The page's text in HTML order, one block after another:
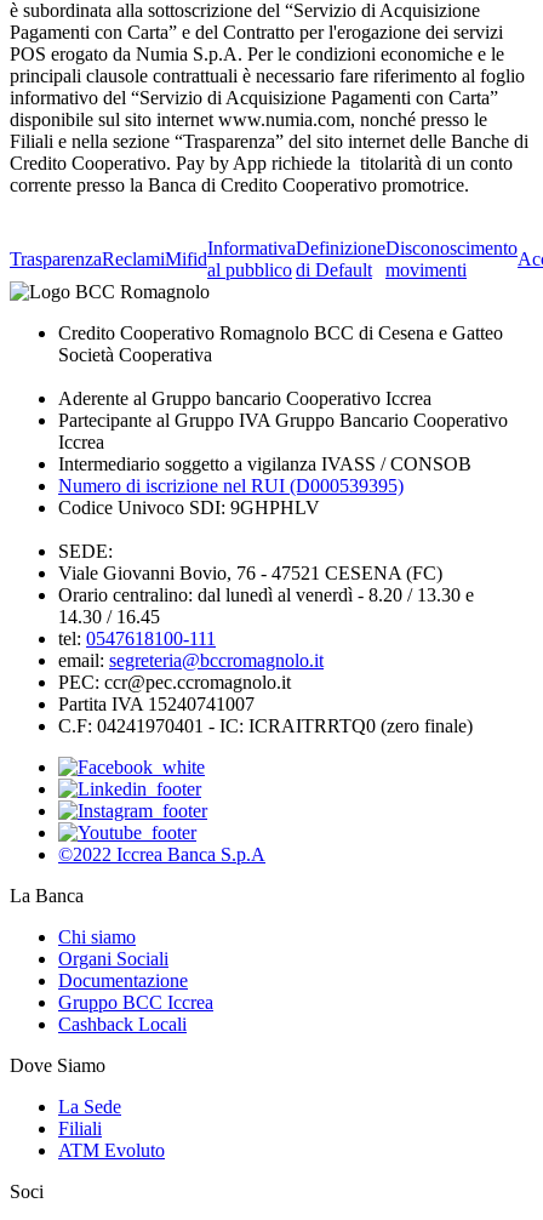
è subordinata alla sottoscrizione del “Servizio di Acquisizione
Pagamenti con Carta” e del Contratto per l'erogazione dei servizi
POS erogato da Numia S.p.A. Per le condizioni economiche e le
principali clausole contrattuali è necessario fare riferimento al foglio
informativo del “Servizio di Acquisizione Pagamenti con Carta”
disponibile sul sito internet www.numia.com, nonché presso le
Filiali e nella sezione “Trasparenza” del sito internet delle Banche di
Credito Cooperativo. Pay by App richiede la titolarità di un conto
corrente presso la Banca di Credito Cooperativo promotrice.
TrasparenzaReclamiMifid
Informativa
al pubblico
Definizione
di Default
Disconoscimento
movimenti
Credito Cooperativo Romagnolo BCC di Cesena e Gatteo
Società Cooperativa
Aderente al Gruppo bancario Cooperativo Iccrea
Partecipante al Gruppo IVA Gruppo Bancario Cooperativo
Iccrea
Intermediario soggetto a vigilanza IVASS / CONSOB
Numero di iscrizione nel RUI (D000539395)
Codice Univoco SDI: 9GHPHLV
SEDE:
Viale Giovanni Bovio, 76 - 47521 CESENA (FC)
Orario centralino: dal lunedì al venerdì - 8.20 / 13.30 e
14.30 / 16.45
tel: 0547618100-111
email: segreteria@bccromagnolo.it
PEC: ccr@pec.ccromagnolo.it
Partita IVA 15240741007
C.F: 04241970401 - IC: ICRAITRRTQ0 (zero finale)
©2022 Iccrea Banca S.p.A
La Banca
Chi siamo
Organi Sociali
Documentazione
Gruppo BCC Iccrea
Cashback Locali
Dove Siamo
La Sede
Filiali
ATM Evoluto
Soci